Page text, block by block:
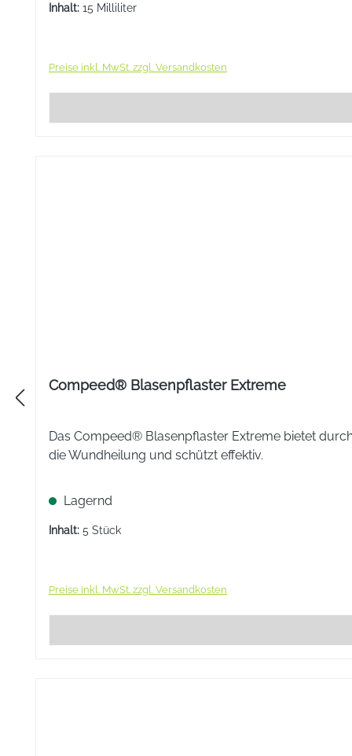
Inhalt: 15 Milliliter
Preise inkl. MwSt. zzgl. Versandkosten
Compeed® Blasenpflaster Extreme
Das Compeed® Blasenpflaster Extreme bietet
die Wundheilung und schützt effektiv.
Lagernd
Inhalt: 5 Stück
Preise inkl. MwSt. zzgl. Versandkosten